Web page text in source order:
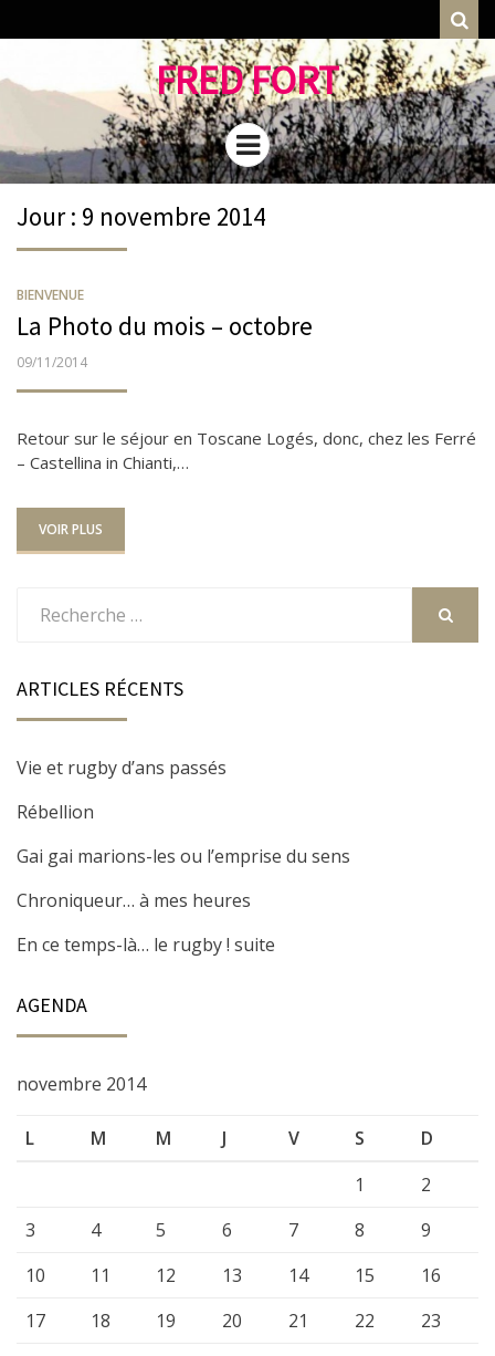
FRED FORT
Menu
Jour : 9 novembre 2014
BIENVENUE
La Photo du mois – octobre
PUBLIÉ
09/11/2014
Retour sur le séjour en Toscane Logés, donc, chez les Ferré
– Castellina in Chianti,…
VOIR PLUS
ARTICLES RÉCENTS
Vie et rugby d’ans passés
Rébellion
Gai gai marions-les ou l’emprise du sens
Chroniqueur… à mes heures
En ce temps-là… le rugby ! suite
AGENDA
novembre 2014
L M M J V S
D
1
2
3
4 5 6 7 8
9
10
11 12 13 14 15
16
17
18 19 20 21 22
23